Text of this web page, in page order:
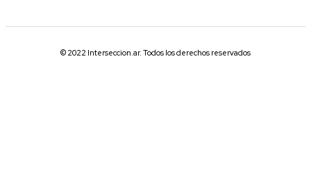
© 2022 Interseccion.ar. Todos los derechos reservados